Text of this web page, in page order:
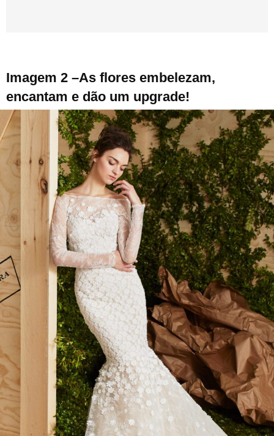
Imagem 2 –As flores embelezam,
encantam e dão um upgrade!